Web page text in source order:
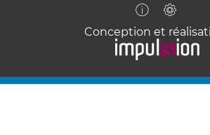
Conception et